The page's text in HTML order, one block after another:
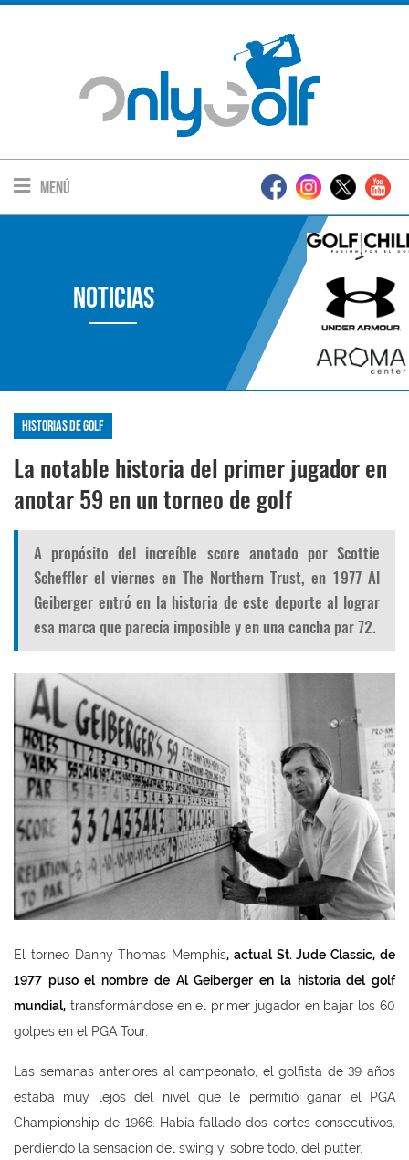
Menú
Noticias
Historias de golf
La notable historia del primer jugador en
anotar 59 en un torneo de golf
A propósito del increíble score anotado por Scottie
Scheffler el viernes en The Northern Trust, en 1977 Al
Geiberger entró en la historia de este deporte al lograr
esa marca que parecía imposible y en una cancha par 72.
El torneo Danny Thomas Memphis, actual St. Jude Classic, de
1977 puso el nombre de Al Geiberger en la historia del golf
mundial, transformándose en el primer jugador en bajar los 60
golpes en el PGA Tour.
Las semanas anteriores al campeonato, el golfista de 39 años
estaba muy lejos del nivel que le permitió ganar el PGA
Championship de 1966. Había fallado dos cortes consecutivos,
perdiendo la sensación del swing y, sobre todo, del putter.